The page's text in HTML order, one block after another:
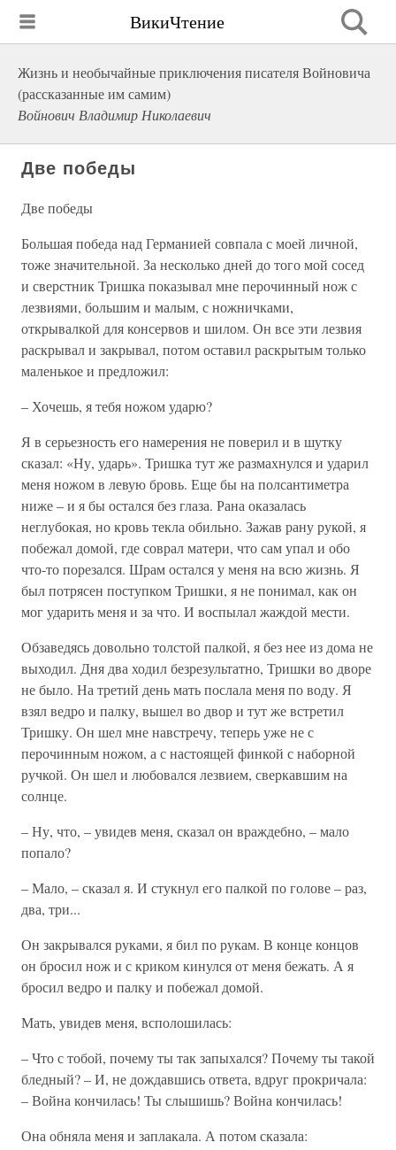
ВикиЧтение
Жизнь и необычайные приключения писателя Войновича
(рассказанные им самим)
Войнович Владимир Николаевич
Две победы
Две победы
Большая победа над Германией совпала с моей личной,
тоже значительной. За несколько дней до того мой сосед
и сверстник Тришка показывал мне перочинный нож с
лезвиями, большим и малым, с ножничками,
открывалкой для консервов и шилом. Он все эти лезвия
раскрывал и закрывал, потом оставил раскрытым только
маленькое и предложил:
– Хочешь, я тебя ножом ударю?
Я в серьезность его намерения не поверил и в шутку
сказал: «Ну, ударь». Тришка тут же размахнулся и ударил
меня ножом в левую бровь. Еще бы на полсантиметра
ниже – и я бы остался без глаза. Рана оказалась
неглубокая, но кровь текла обильно. Зажав рану рукой, я
побежал домой, где соврал матери, что сам упал и обо
что-то порезался. Шрам остался у меня на всю жизнь. Я
был потрясен поступком Тришки, я не понимал, как он
мог ударить меня и за что. И воспылал жаждой мести.
Обзаведясь довольно толстой палкой, я без нее из дома не
выходил. Дня два ходил безрезультатно, Тришки во дворе
не было. На третий день мать послала меня по воду. Я
взял ведро и палку, вышел во двор и тут же встретил
Тришку. Он шел мне навстречу, теперь уже не с
перочинным ножом, а с настоящей финкой с наборной
ручкой. Он шел и любовался лезвием, сверкавшим на
солнце.
– Ну, что, – увидев меня, сказал он враждебно, – мало
попало?
– Мало, – сказал я. И стукнул его палкой по голове – раз,
два, три...
Он закрывался руками, я бил по рукам. В конце концов
он бросил нож и с криком кинулся от меня бежать. А я
бросил ведро и палку и побежал домой.
Мать, увидев меня, всполошилась:
– Что с тобой, почему ты так запыхался? Почему ты такой
бледный? – И, не дождавшись ответа, вдруг прокричала:
– Война кончилась! Ты слышишь? Война кончилась!
Она обняла меня и заплакала. А потом сказала: